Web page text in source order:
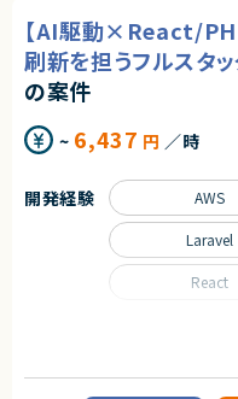
・Pythonでの商用レベルのモデ
・論理的で構造化されたドキュ
述が可能）
■尚可スキル
・コンサルティングファーム等で
・英語を用いたグローバル案件
・生成AI（LLM）やRAGのビジネ
契約形態
業務委託(準委任契約)
◎経営課題レベルから参画し、
装ポジションです！
■業務内容
・AWS環境の設計・構築・運用（
・既存HRクラウドサービスのイン
・アプリケーション開発チーム
・CI/CDパイプラインの整備およ
・監視設計および運用改善（SLI/
・生成AIを活用した設計書作成
・AIツールを活用した品質改善
・障害対応および再発防止策の
【AI駆動×React/
刷新を担うフルスタ
の案件
~ 6,437 円 ／時
開発経験 AWS
Laravel
React